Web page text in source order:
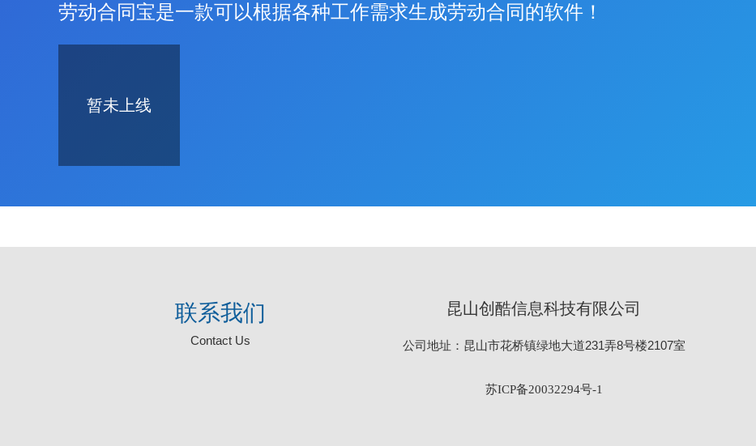
劳动合同宝是一款可以根据各种工作需求生成劳动合同的软件！
暂未上线
联系我们
Contact Us
昆山创酷信息科技有限公司
公司地址：昆山市花桥镇绿地大道231弄8号楼2107室
苏ICP备20032294号-1